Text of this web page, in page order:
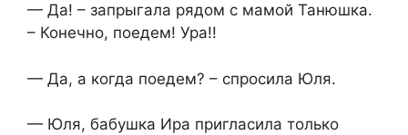
— Да! – запрыгала рядом с мамой Танюшка.
– Конечно, поедем! Ура!!
— Да, а когда поедем? – спросила Юля.
— Юля, бабушка Ира пригласила только